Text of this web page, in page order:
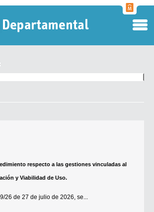
respecto a las gestiones vinculadas al
y Viabilidad de Uso.
26 de 27 de julio de 2026, se...